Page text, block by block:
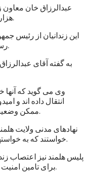
عبدالرزاق خان
هزار زندانی در این زندان اعتصاب غذایی کردند.
این زندانیان از رئیس
رسیدگی شود و در مجازات شان تخفیف بیاید.
به گفته آقای
وی می گوید که آنها
انتقال داده اند و
ممکن وضعیت بهداشتی شماری از زندانیان خراب شود.
نهادهای مدنی ولایت
خواستند که به خواستهای مشروع زندانیان پاسخ مثبت داده شود.
پلیس هلمند نیز اعتصاب
برای تامین امنیت این زندان، شمار بیشتری نیرو فرستاده اند.